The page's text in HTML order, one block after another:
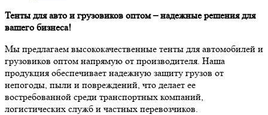
Тенты для авто и грузовиков оптом – надежные решения для
вашего бизнеса!
Мы предлагаем высококачественные тенты для автомобилей и
грузовиков оптом напрямую от производителя. Наша
продукция обеспечивает надежную защиту грузов от
непогоды, пыли и повреждений, что делает ее
востребованной среди транспортных компаний,
логистических служб и частных перевозчиков.